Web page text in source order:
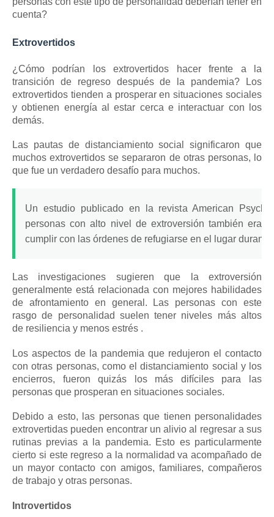
cuenta?
Extrovertidos
¿Cómo podrían los extrovertidos hacer frente a la
transición de regreso después de la pandemia?
Los
extrovertidos tienden a prosperar en situaciones sociales
y obtienen energía al estar cerca e interactuar con los
demás.
Las pautas de distanciamiento social
significaron que
muchos extrovertidos se separaron de otras personas, lo
que fue un verdadero desafío para muchos.
Un estudio publicado en la revista American
personas con alto nivel de extroversión también eran
cumplir con las órdenes de refugiarse en el lugar
Las investigaciones sugieren que la extroversión
generalmente está relacionada con mejores habilidades
de afrontamiento en general. Las personas con este
rasgo de personalidad suelen tener niveles más altos
de resiliencia y menos estrés .
Los aspectos de la pandemia que redujeron el contacto
con otras personas, como el distanciamiento social y los
encierros, fueron quizás los más difíciles para las
personas que prosperan en situaciones sociales.
Debido a esto, las personas que tienen personalidades
extrovertidas pueden encontrar un alivio al regresar a sus
rutinas previas a la pandemia. Esto es particularmente
cierto si este regreso a la normalidad va acompañado de
un mayor contacto con amigos, familiares, compañeros
de trabajo y otras personas.
Introvertidos